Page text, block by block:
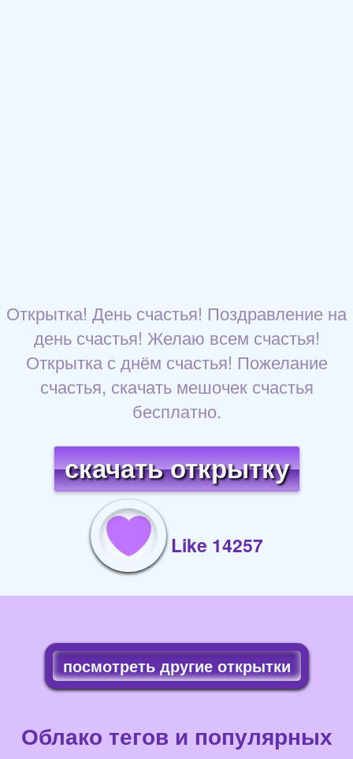
Открытка! День счастья! Поздравление на
день счастья! Желаю всем счастья!
Открытка с днём счастья! Пожелание
счастья, скачать мешочек счастья
бесплатно.
скачать открытку
Like 14257
посмотреть другие открытки
Облако тегов и популярных